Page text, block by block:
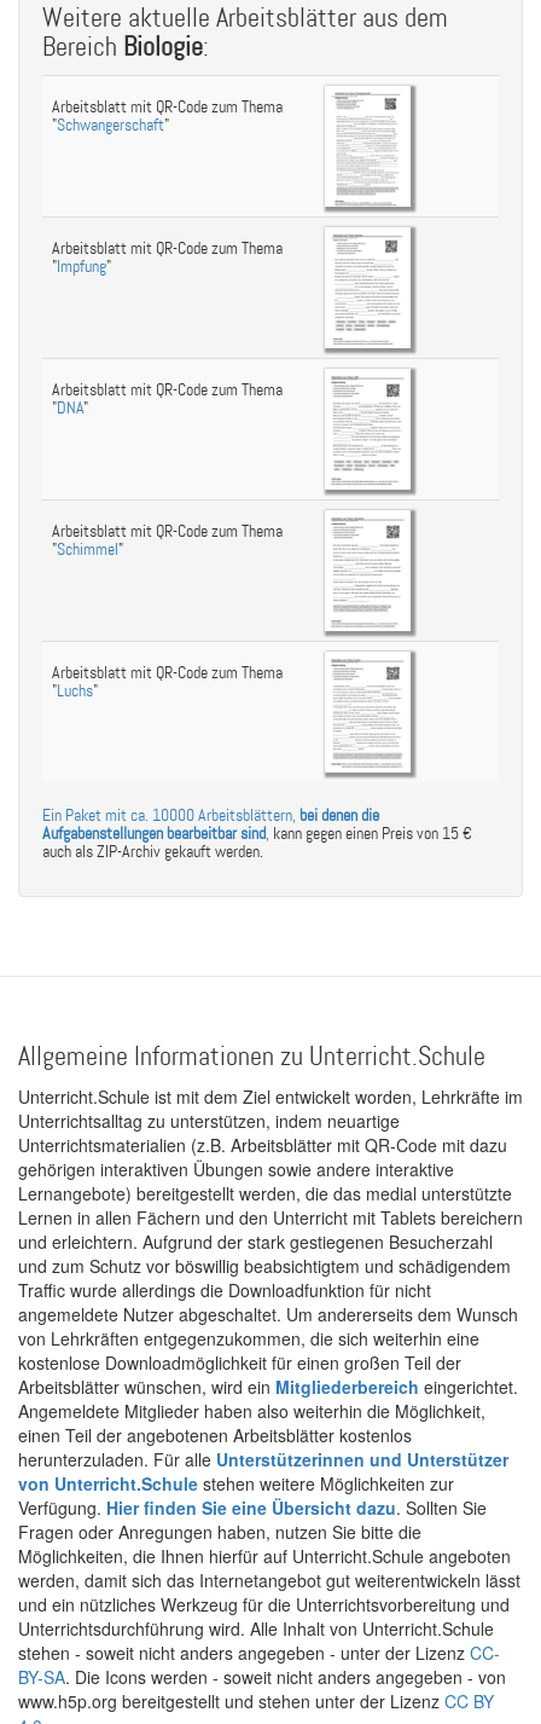
Weitere aktuelle Arbeitsblätter aus dem
Bereich Biologie:
Arbeitsblatt mit QR-Code zum Thema
"Schwangerschaft"
Arbeitsblatt mit QR-Code zum Thema
"Impfung"
Arbeitsblatt mit QR-Code zum Thema
"DNA"
Arbeitsblatt mit QR-Code zum Thema
"Schimmel"
Arbeitsblatt mit QR-Code zum Thema
"Luchs"
Ein Paket mit ca. 10000 Arbeitsblättern, bei denen die
Aufgabenstellungen bearbeitbar sind, kann gegen einen Preis von 15 €
auch als ZIP-Archiv gekauft werden.
Allgemeine Informationen zu Unterricht.Schule
Unterricht.Schule ist mit dem Ziel entwickelt worden, Lehrkräfte im
Unterrichtsalltag zu unterstützen, indem neuartige
Unterrichtsmaterialien (z.B. Arbeitsblätter mit QR-Code mit dazu
gehörigen interaktiven Übungen sowie andere interaktive
Lernangebote) bereitgestellt werden, die das medial unterstützte
Lernen in allen Fächern und den Unterricht mit Tablets bereichern
und erleichtern. Aufgrund der stark gestiegenen Besucherzahl
und zum Schutz vor böswillig beabsichtigtem und schädigendem
Traffic wurde allerdings die Downloadfunktion für nicht
angemeldete Nutzer abgeschaltet. Um andererseits dem Wunsch
von Lehrkräften entgegenzukommen, die sich weiterhin eine
kostenlose Downloadmöglichkeit für einen großen Teil der
Arbeitsblätter wünschen, wird ein Mitgliederbereich eingerichtet.
Angemeldete Mitglieder haben also weiterhin die Möglichkeit,
einen Teil der angebotenen Arbeitsblätter kostenlos
herunterzuladen. Für alle Unterstützerinnen und Unterstützer
von Unterricht.Schule stehen weitere Möglichkeiten zur
Verfügung. Hier finden Sie eine Übersicht dazu. Sollten Sie
Fragen oder Anregungen haben, nutzen Sie bitte die
Möglichkeiten, die Ihnen hierfür auf Unterricht.Schule angeboten
werden, damit sich das Internetangebot gut weiterentwickeln lässt
und ein nützliches Werkzeug für die Unterrichtsvorbereitung und
Unterrichtsdurchführung wird. Alle Inhalt von Unterricht.Schule
stehen - soweit nicht anders angegeben - unter der Lizenz CC-
BY-SA. Die Icons werden - soweit nicht anders angegeben - von
www.h5p.org bereitgestellt und stehen unter der Lizenz CC BY